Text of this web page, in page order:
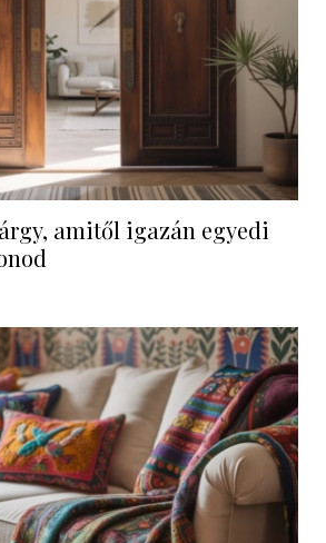
amitől igazán egyedi